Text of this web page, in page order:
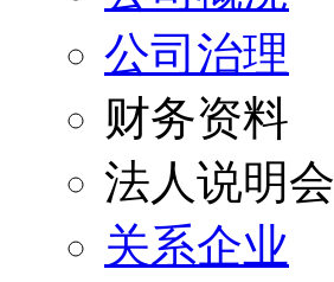
公司治理
财务资料
法人说明会
关系企业